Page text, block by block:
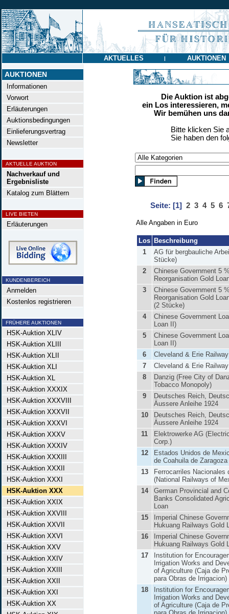
AKTUELLES | AUKTIONEN
AUKTIONEN
Informationen
Vorwort
Erläuterungen
Auktionsbedingungen
Einlieferungsvertrag
Newsletter
AKTUELLE AUKTION
Nachverkauf und
Ergebnisliste
Katalog zum Blättern
LIVE BIETEN
Erläuterungen
KUNDENBEREICH
Anmelden
Kostenlos registrieren
FRÜHERE AUKTIONEN
HSK-Auktion XLIV
HSK-Auktion XLIII
HSK-Auktion XLII
HSK-Auktion XLI
HSK-Auktion XL
HSK-Auktion XXXIX
HSK-Auktion XXXVIII
HSK-Auktion XXXVII
HSK-Auktion XXXVI
HSK-Auktion XXXV
HSK-Auktion XXXIV
HSK-Auktion XXXIII
HSK-Auktion XXXII
HSK-Auktion XXXI
HSK-Auktion XXX
HSK-Auktion XXIX
HSK-Auktion XXVIII
HSK-Auktion XXVII
HSK-Auktion XXVI
HSK-Auktion XXV
HSK-Auktion XXIV
HSK-Auktion XXIII
HSK-Auktion XXII
HSK-Auktion XXI
HSK-Auktion XX
Die Auktion ist
ein Los interessieren,
Wir bemühen uns
Bitte klicken Sie
Sie haben den
Seite: [1] 2 3 4 5 6
Alle Angaben in Euro
Los Beschreibung
1
AG für bergbauliche
Stücke)
2
Chinese Government 5
Reorganisation Gold
3
Chinese Government 5
Reorganisation Gold
(2 Stücke)
4
Chinese Government
Loan II)
5
Chinese Government
Loan II)
6
Cleveland & Erie Railway
7
Cleveland & Erie Railway
8
Danzig (Free City of
Tobacco Monopoly)
9
Deutsches Reich,
Äussere Anleihe 1924
10
Deutsches Reich,
Äussere Anleihe 1924
11
Elektrowerke AG
Corp.)
12
Estados Unidos de
de Coahuila de Zaragoza
13
Ferrocarriles Nacionales
(National Railways of
14
German Provincial and
Banks Consolidated
Loan
15
Imperial Chinese
Hukuang Railways Gold
16
Imperial Chinese
Hukuang Railways Gold
17
Institution for
Irrigation Works and
of Agriculture (Caja de
para Obras de Irrigacion)
18
Institution for
Irrigation Works and
of Agriculture (Caja de